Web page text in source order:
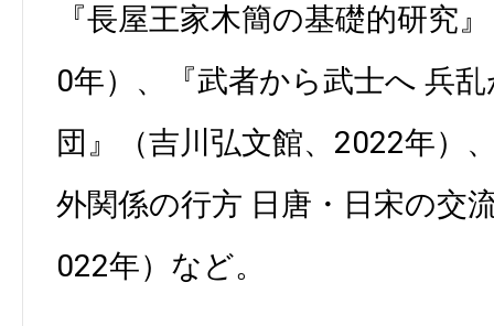
『長屋王家木簡の基礎的研究
0年）、『武者から武士へ 兵
団』（吉川弘文館、2022年）
外関係の行方 日唐・日宋の交
022年）など。